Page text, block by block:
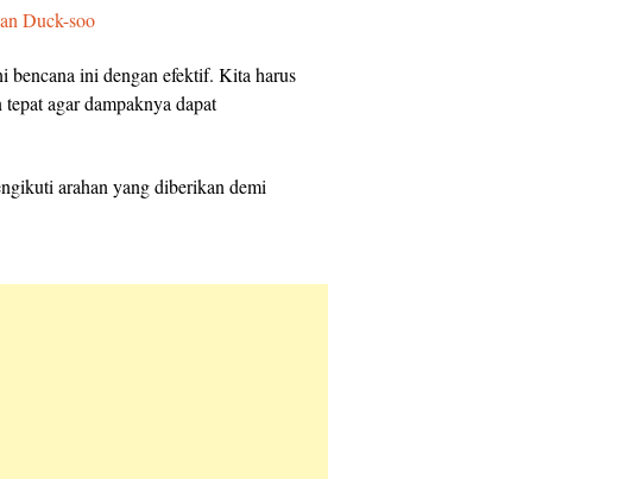
Duck-soo
bencana ini dengan efektif. Kita harus
agar dampaknya dapat
arahan yang diberikan demi